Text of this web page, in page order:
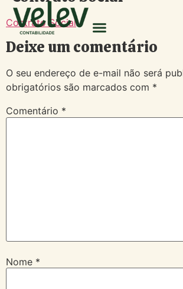
Contrato Social
Deixe um comentário
O seu endereço de e-mail não será
obrigatórios são marcados com *
Comentário *
Nome *